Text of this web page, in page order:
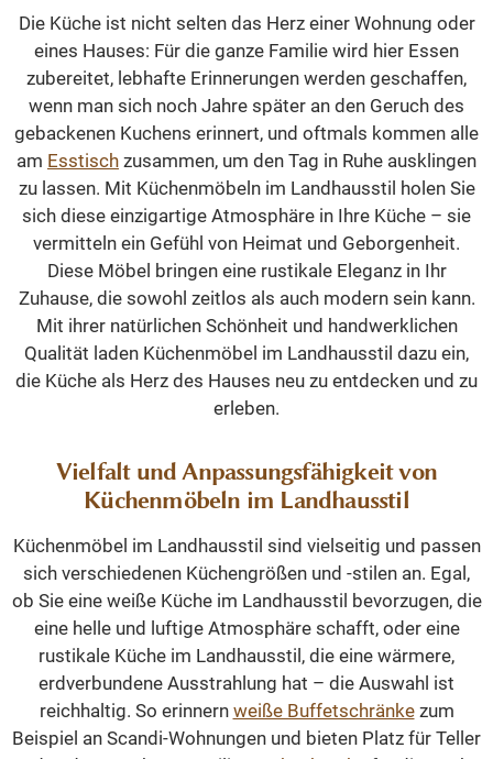
Die Küche ist nicht selten das Herz einer Wohnung oder
eines Hauses: Für die ganze Familie wird hier Essen
zubereitet, lebhafte Erinnerungen werden geschaffen,
wenn man sich noch Jahre später an den Geruch des
gebackenen Kuchens erinnert, und oftmals kommen alle
am Esstisch zusammen, um den Tag in Ruhe ausklingen
zu lassen. Mit Küchenmöbeln im Landhausstil holen Sie
sich diese einzigartige Atmosphäre in Ihre Küche – sie
vermitteln ein Gefühl von Heimat und Geborgenheit.
Diese Möbel bringen eine rustikale Eleganz in Ihr
Zuhause, die sowohl zeitlos als auch modern sein kann.
Mit ihrer natürlichen Schönheit und handwerklichen
Qualität laden Küchenmöbel im Landhausstil dazu ein,
die Küche als Herz des Hauses neu zu entdecken und zu
erleben.
Vielfalt und Anpassungsfähigkeit von
Küchenmöbeln im Landhausstil
Küchenmöbel im Landhausstil sind vielseitig und passen
sich verschiedenen Küchengrößen und -stilen an. Egal,
ob Sie eine weiße Küche im Landhausstil bevorzugen, die
eine helle und luftige Atmosphäre schafft, oder eine
rustikale Küche im Landhausstil, die eine wärmere,
erdverbundene Ausstrahlung hat – die Auswahl ist
reichhaltig. So erinnern weiße Buffetschränkezum
Beispiel an Scandi-Wohnungen und bieten Platz für Teller